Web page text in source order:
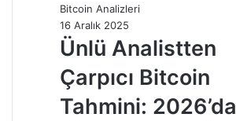
Bitcoin Analizleri
16 Aralık 2025
Ünlü Analistten
Çarpıcı Bitcoin
Tahmini: 2026’da